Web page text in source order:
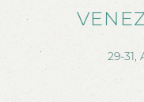
29-31,